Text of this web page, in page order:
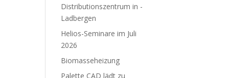
Distributions­zent­rum in ­
Ladbergen
Helios-Seminare im Juli
2026
Biomasseheizung
Palette CAD lädt zu